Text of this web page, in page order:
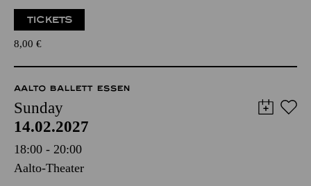
TICKETS
8,00 €
AALTO BALLETT ESSEN
Sunday
14.02.2027
18:00 - 20:00
Aalto-Theater